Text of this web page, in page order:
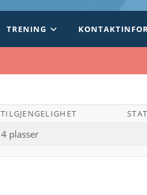
TRENING
TILGJENGELIGHET
4 plasser